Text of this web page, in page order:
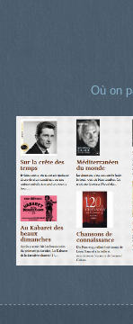
Où on